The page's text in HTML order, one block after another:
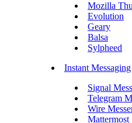
Mozilla
Evolution
Geary
Balsa
Sylpheed
Instant Messaging
Signal
Telegram
Wire
Mattermost